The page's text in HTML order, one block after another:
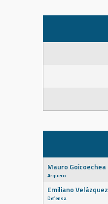
Mauro Goicoechea
Arquero
Emiliano Velázquez
Defensa